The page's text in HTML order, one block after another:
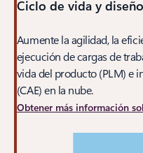
Ciclo de vida y
Aumente la agilidad, la
ejecución de cargas de
vida del producto (PLM) e
(CAE) en la nube.
Obtener más información